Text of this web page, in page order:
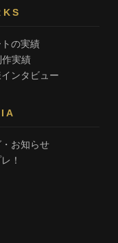
の実績
実績
ンタビュー
お知らせ
！